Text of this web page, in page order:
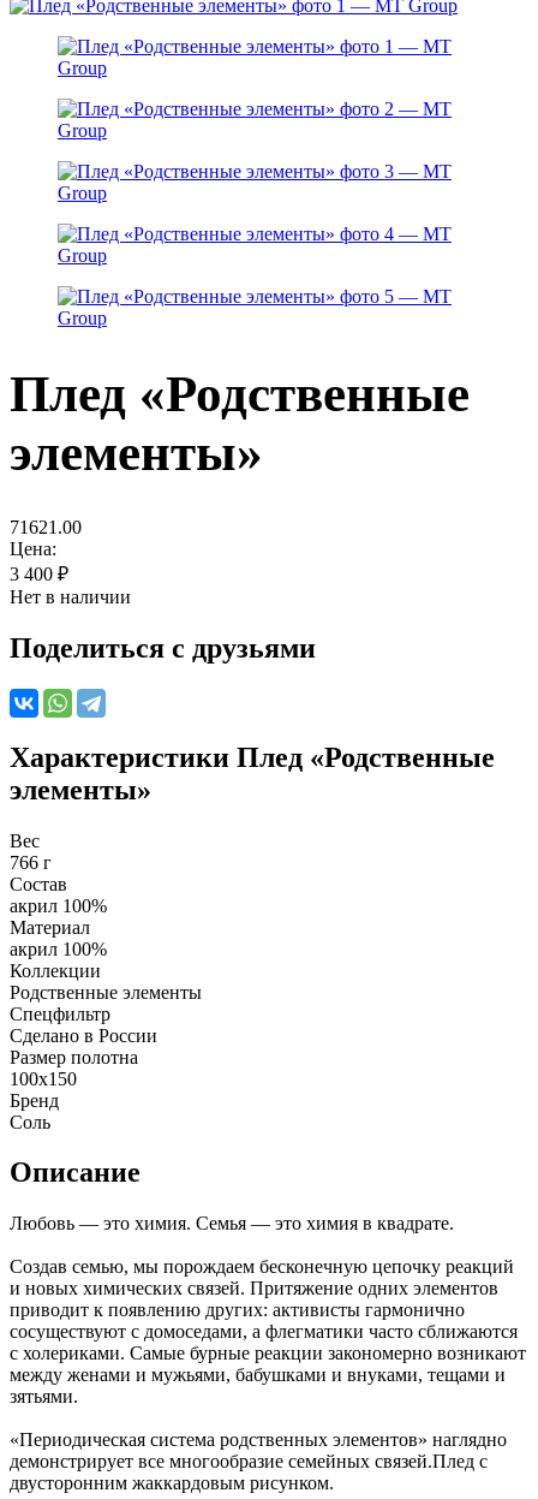
Плед «Родственные
элементы»
71621.00
Цена:
3 400 ₽
Нет в наличии
Поделиться с друзьями
Характеристики Плед «Родственные
элементы»
Вес
766 г
Состав
акрил 100%
Материал
акрил 100%
Коллекции
Родственные элементы
Спецфильтр
Сделано в России
Размер полотна
100x150
Бренд
Соль
Описание
Любовь — это химия. Семья — это химия в квадрате.
Создав семью, мы порождаем бесконечную цепочку реакций
и новых химических связей. Притяжение одних элементов
приводит к появлению других: активисты гармонично
сосуществуют с домоседами, а флегматики часто сближаются
с холериками. Самые бурные реакции закономерно возникают
между женами и мужьями, бабушками и внуками, тещами и
зятьями.
«Периодическая система родственных элементов» наглядно
демонстрирует все многообразие семейных связей.Плед с
двусторонним жаккардовым рисунком.